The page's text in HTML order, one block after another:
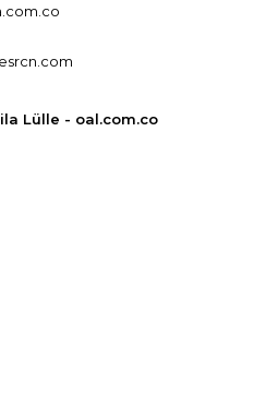
Lülle - oal.com.co